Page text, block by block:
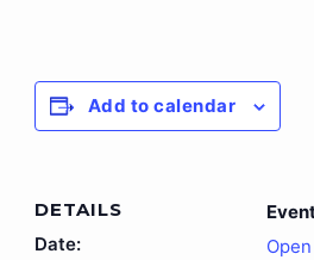
Add to calendar
DETAILS
Date: